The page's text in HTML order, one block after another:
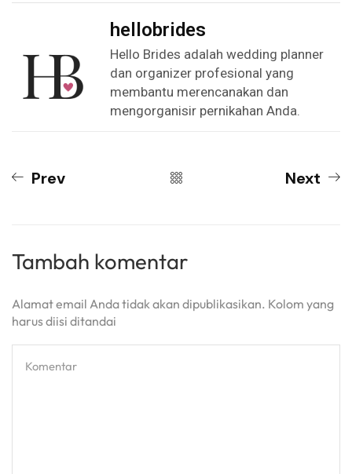
hellobrides
Hello Brides adalah wedding planner
dan organizer profesional yang
membantu merencanakan dan
mengorganisir pernikahan Anda.
Prev Next
Tambah komentar
Alamat email Anda tidak akan dipublikasikan. Kolom yang
harus diisi ditandai